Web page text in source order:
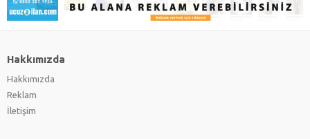
Hakkımızda
Hakkımızda
Reklam
İletişim